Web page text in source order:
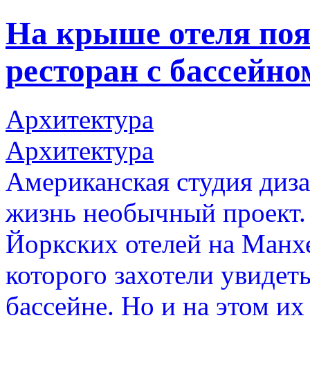
На крыше отеля
ресторан с
Архитектура
Архитектура
Американская студия
жизнь необычный
Йоркских отелей на
которого захотели
бассейне. Но и на этом